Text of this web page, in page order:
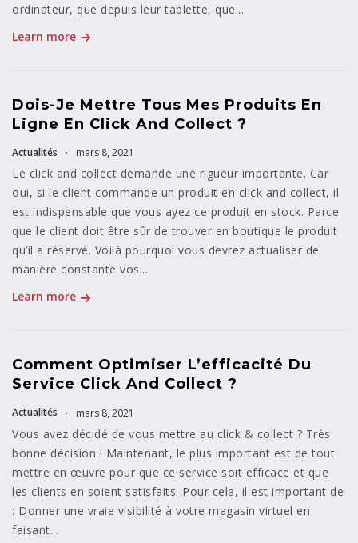
ordinateur, que depuis leur tablette, que...
Learn more
Dois-Je Mettre Tous Mes Produits En
Ligne En Click And Collect ?
Actualités mars 8, 2021
Le click and collect demande une rigueur importante. Car
oui, si le client commande un produit en click and collect, il
est indispensable que vous ayez ce produit en stock. Parce
que le client doit être sûr de trouver en boutique le produit
qu’il a réservé. Voilà pourquoi vous devrez actualiser de
manière constante vos...
Learn more
Comment Optimiser L’efficacité Du
Service Click And Collect ?
Actualités mars 8, 2021
Vous avez décidé de vous mettre au click & collect ? Très
bonne décision ! Maintenant, le plus important est de tout
mettre en œuvre pour que ce service soit efficace et que
les clients en soient satisfaits. Pour cela, il est important de
: Donner une vraie visibilité à votre magasin virtuel en
faisant...